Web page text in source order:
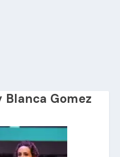
Blanca Gomez